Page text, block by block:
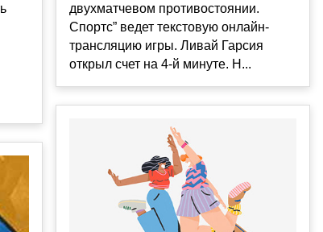
двухматчевом противостоянии.
Спортс” ведет текстовую онлайн-
трансляцию игры. Ливай Гарсия
открыл счет на 4-й минуте. Н...